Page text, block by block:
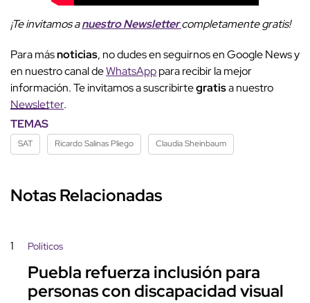
¡Te invitamos anuestroNewslettercompletamente gratis!
Para másnoticias, no dudes en seguirnos en Google News y
en nuestro canal deWhatsApppara recibir la mejor
información. Te invitamos a suscribirtegratisa nuestro
Newsletter.
TEMAS
SAT Ricardo Salinas Pliego Claudia Sheinbaum
Notas Relacionadas
1 Políticos
Puebla refuerza inclusión para
personas con discapacidad visual